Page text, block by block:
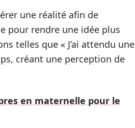
une réalité afin de
pour rendre une idée plus
telles que « J’ai attendu une
créant une perception de
en maternelle pour le